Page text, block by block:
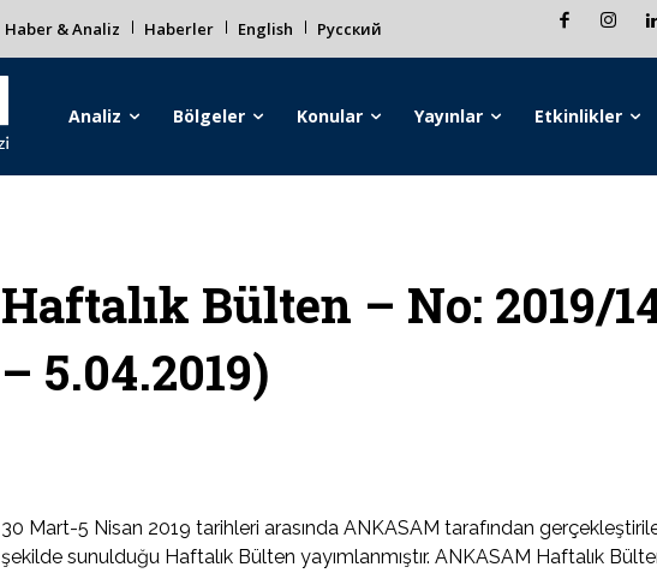
Haber & Analiz Haberler English Русский
Analiz Bölgeler Konular Yayınlar Etkinlikler
Haftalık Bülten – No: 2019/
– 5.04.2019)
30 Mart-5 Nisan 2019 tarihleri arasında ANKASAM tarafından
şekilde sunulduğu Haftalık Bülten yayımlanmıştır. ANKASAM Haftalık